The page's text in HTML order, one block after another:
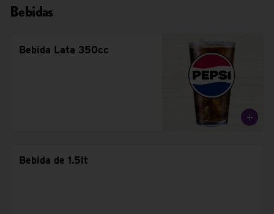
Bebidas
Bebida Lata 350cc
Bebida de 1.5lt